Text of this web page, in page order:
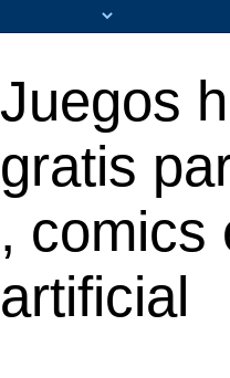
Juegos
gratis
, comics
artificial